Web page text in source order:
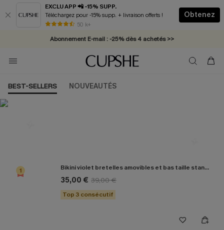
EXCLU APP 📲 -15% SUPP.
Téléchargez pour -15% supp. + livraison offerts !
50 k+
Obtenez
* Livraison éclair 2-3 jours ouvrés >>
Abonnement E-mail : -25% dès 4 achetés >>
BEST-SELLERS NOUVEAUTÉS
1 Bikini violet bretelles amovibles et bas taille standard
35,00 € 39,00 €
Top 3 consécutif